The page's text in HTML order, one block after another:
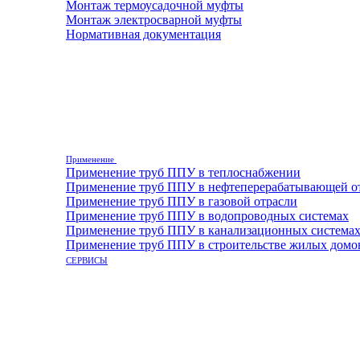
Монтаж термоусадочной муфты
Монтаж электросварной муфты
Нормативная документация
Применение
Применение труб ППУ в теплоснабжении
Применение труб ППУ в нефтеперерабатывающей
Применение труб ППУ в газовой отрасли
Применение труб ППУ в водопроводных системах
Применение труб ППУ в канализационных системах
Применение труб ППУ в строительстве жилых
СЕРВИСЫ